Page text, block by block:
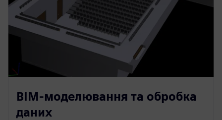
BIM-моделювання та обробка
даних